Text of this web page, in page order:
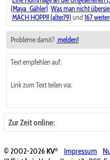
(Maya_Gähler) Was man nicht
MACH HOPPI! (alter79) und 167
Probleme damit? melden!
Text empfehlen auf:
Link zum Text teilen via:
Zur Zeit online:
© 2002-2026KV® Impressum